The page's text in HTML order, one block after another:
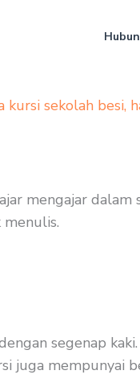
kursi sekolah besi,
mengajar dalam
segenap
juga mempunyai